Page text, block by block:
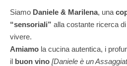
Siamo Daniele & Marilena, una
“sensoriali” alla costante ricerca
vivere.
Amiamo la cucina autentica, i
il buon vino [Daniele è un